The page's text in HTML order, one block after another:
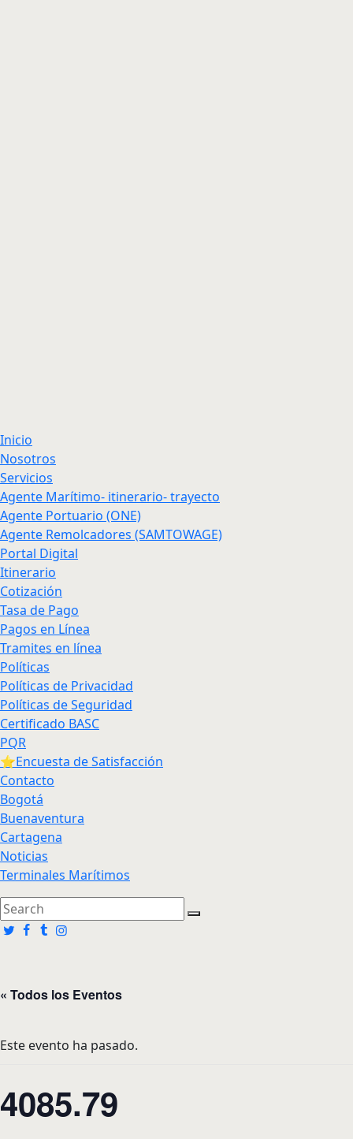
Inicio
Nosotros
Servicios
Agente Marítimo- itinerario- trayecto
Agente Portuario (ONE)
Agente Remolcadores (SAMTOWAGE)
Portal Digital
Itinerario
Cotización
Tasa de Pago
Pagos en Línea
Tramites en línea
Políticas
Políticas de Privacidad
Políticas de Seguridad
Certificado BASC
PQR
⭐Encuesta de Satisfacción
Contacto
Bogotá
Buenaventura
Cartagena
Noticias
Terminales Marítimos
« Todos los Eventos
Este evento ha pasado.
4085.79